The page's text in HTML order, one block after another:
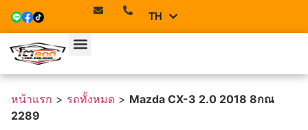
TH
EN
หน้าแรก > รถทั้งหมด > Mazda CX-3 2.0 2018 8กณ
2289